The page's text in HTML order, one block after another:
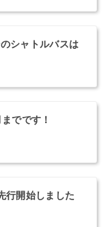
シャトルバスは
でです！
行開始しました